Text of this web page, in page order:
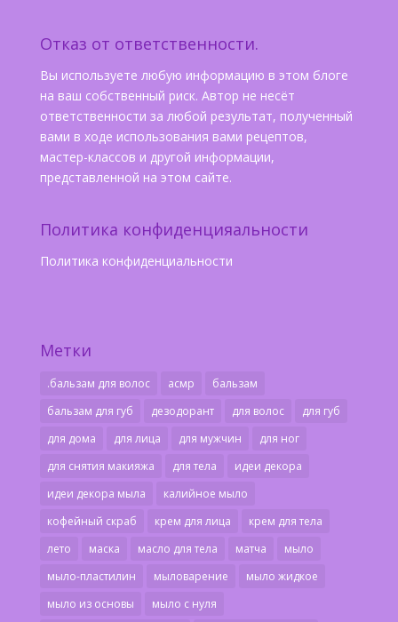
Отказ от ответственности.
Вы используете любую информацию в этом блоге
на ваш собственный риск. Автор не несёт
ответственности за любой результат, полученный
вами в ходе использования вами рецептов,
мастер-классов и другой информации,
представленной на этом сайте.
Политика конфиденцияальности
Политика конфиденциальности
Метки
.бальзам для волос асмр
бальзам
бальзам для губ
дезодорант для волос
для губ
для дома
для лица для мужчин
для ног
для снятия макияжа
для тела
идеи декора
идеи декора мыла
калийное мыло
кофейный скраб
крем для лица
крем для тела
лето
маска масло для тела матча
мыло
мыло-пластилин
мыловарение
мыло жидкое
мыло из основы
мыло с нуля